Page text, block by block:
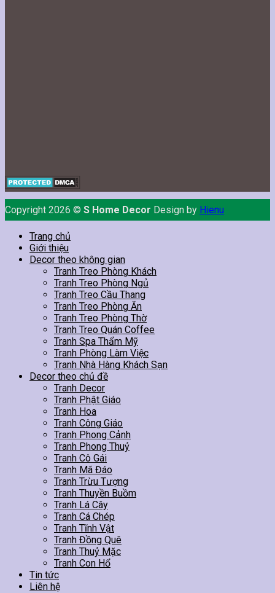
Copyright 2026 © S Home Decor Design by Hienu
Trang chủ
Giới thiệu
Decor theo không gian
Tranh Treo Phòng Khách
Tranh Treo Phòng Ngủ
Tranh Treo Cầu Thang
Tranh Treo Phòng Ăn
Tranh Treo Phòng Thờ
Tranh Treo Quán Coffee
Tranh Spa Thẩm Mỹ
Tranh Phòng Làm Việc
Tranh Nhà Hàng Khách Sạn
Decor theo chủ đề
Tranh Decor
Tranh Phật Giáo
Tranh Hoa
Tranh Công Giáo
Tranh Phong Cảnh
Tranh Phong Thuỷ
Tranh Cô Gái
Tranh Mã Đáo
Tranh Trừu Tượng
Tranh Thuyền Buồm
Tranh Lá Cây
Tranh Cá Chép
Tranh Tĩnh Vật
Tranh Đồng Quê
Tranh Thuỷ Mặc
Tranh Con Hổ
Tin tức
Liên hệ